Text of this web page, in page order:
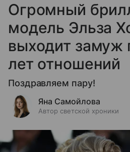
Огромный
модель Эльза
выходит замуж
лет отношений
Поздравляем пару!
Яна Самойлова
Автор светской хроники